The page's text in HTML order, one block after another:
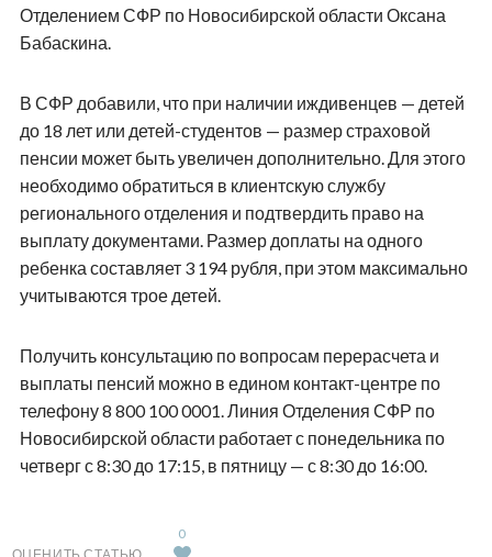
Отделением СФР по Новосибирской области Оксана
Бабаскина.
В СФР добавили, что при наличии иждивенцев — детей
до 18 лет или детей-студентов — размер страховой
пенсии может быть увеличен дополнительно. Для этого
необходимо обратиться в клиентскую службу
регионального отделения и подтвердить право на
выплату документами. Размер доплаты на одного
ребенка составляет 3 194 рубля, при этом максимально
учитываются трое детей.
Получить консультацию по вопросам перерасчета и
выплаты пенсий можно в едином контакт-центре по
телефону 8 800 100 0001. Линия Отделения СФР по
Новосибирской области работает с понедельника по
четверг с 8:30 до 17:15, в пятницу — с 8:30 до 16:00.
0